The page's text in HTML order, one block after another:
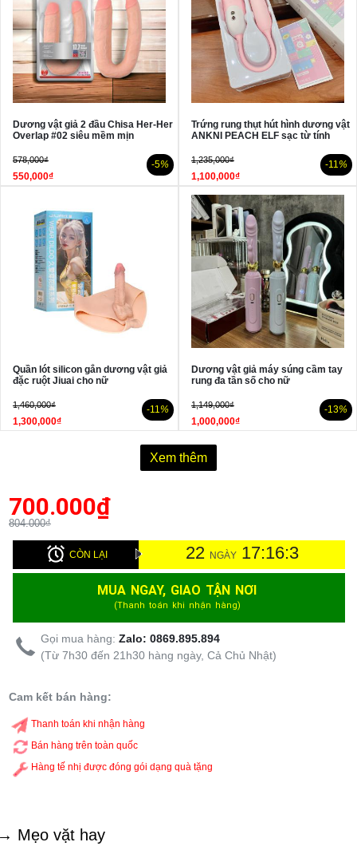
Dương vật giả 2 đầu Chisa Her-Her
Overlap #02 siêu mềm mịn
578,000₫
550,000₫
-5%
Trứng rung thụt hút hình dương vật
ANKNI PEACH ELF sạc từ tính
1,235,000₫
1,100,000₫
-11%
Quần lót silicon gắn dương vật giả
đặc ruột Jiuai cho nữ
1,460,000₫
1,300,000₫
-11%
Dương vật giả máy súng cầm tay
rung đa tần số cho nữ
1,149,000₫
1,000,000₫
-13%
Xem thêm
700.000₫
804.000₫
CÒN LẠI 22 NGÀY17:16:2
MUA NGAY, GIAO TẬN NƠI
(Thanh toán khi nhận hàng)
Gọi mua hàng: Zalo: 0869.895.894
(Từ 7h30 đến 21h30 hàng ngày, Cả Chủ Nhật)
Cam kết bán hàng:
Thanh toán khi nhận hàng
Bán hàng trên toàn quốc
Hàng tế nhị được đóng gói dạng quà tặng
Mẹo vặt hay